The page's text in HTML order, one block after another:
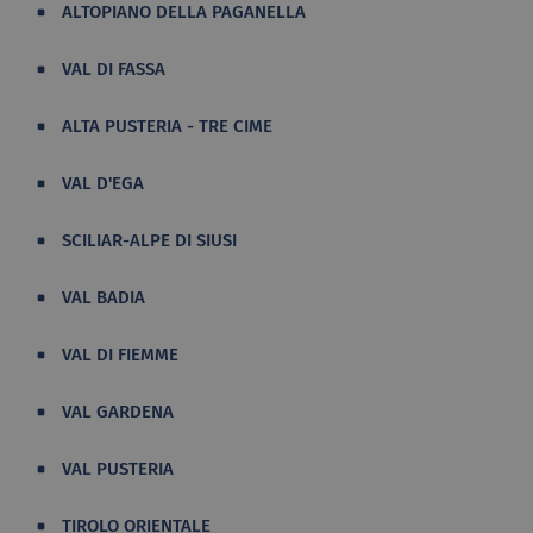
ALTOPIANO DELLA PAGANELLA
VAL DI FASSA
ALTA PUSTERIA - TRE CIME
VAL D'EGA
SCILIAR-ALPE DI SIUSI
VAL BADIA
VAL DI FIEMME
VAL GARDENA
VAL PUSTERIA
TIROLO ORIENTALE